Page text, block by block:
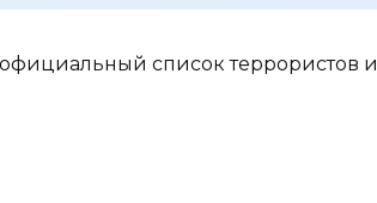
список террористов и